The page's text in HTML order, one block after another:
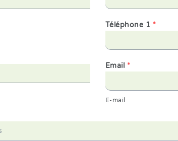
Téléphone 1 *
Email *
E-mail